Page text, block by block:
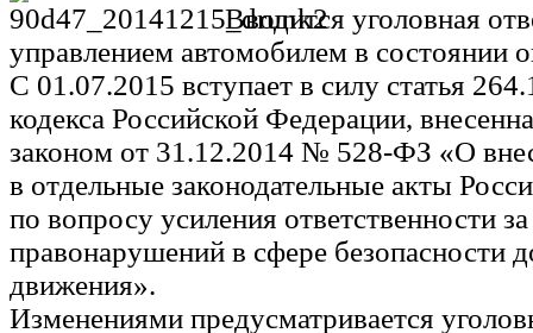
Вводится уголовная
управлением автомобилем в состоянии
С 01.07.2015 вступает в силу статья
кодекса Российской Федерации,
законом от 31.12.2014 № 528-ФЗ «О
в отдельные законодательные акты
по вопросу усиления ответственности
правонарушений в сфере безопасности
движения».
Изменениями предусматривается